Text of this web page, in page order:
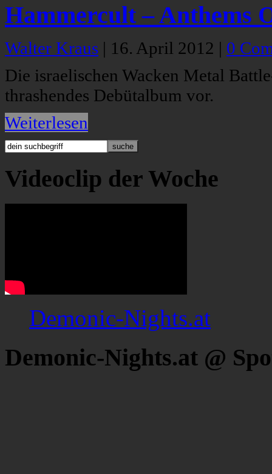
Hammercult – Anthems
Walter Kraus | 16. April 2012 | 0
Die israelischen Wacken Metal
thrashendes Debütalbum vor.
Weiterlesen
Videoclip der Woche
Demonic-Nights.at
Demonic-Nights.at @